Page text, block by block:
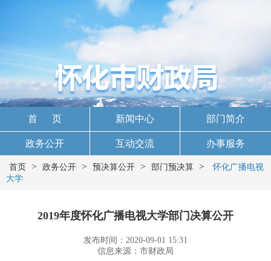
首 页 新闻中心 部门简介
政务公开 互动交流 办事服务
首页 > 政务公开 > 预决算公开 > 部门预决算 >
怀化广播电视
大学
2019年度怀化广播电视大学部门决算公开
发布时间：2020-09-01 15:31
信息来源：市财政局